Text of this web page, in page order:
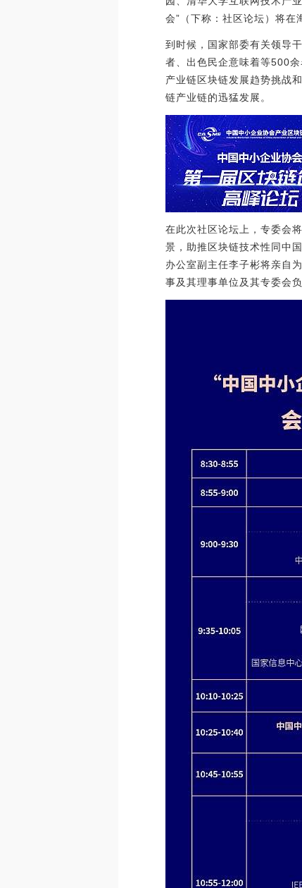
会”（下称：社区论坛）将在
到时候，国家部委有关领导
者、出色民企意味着等500
产业链区块链发展趋势挑战
链产业链的迅猛发展。
在此次社区论坛上，专委会
景，助推区块链技术性同中
办公室副主任李子彬将亲自
事及其理事单位及其专委会